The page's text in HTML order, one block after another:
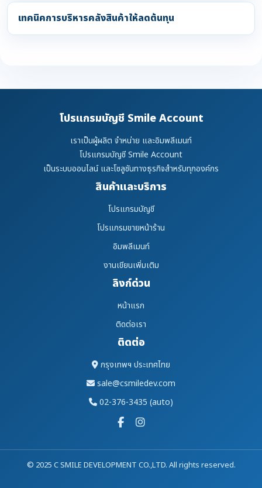
เทคนิคการบริหารคลังสินค้าให้ลดต้นทุน
โปรแกรมบัญชี Smile Account
เราเป็นผู้ผลิต จำหน่าย และอิมพลีเมนท์
โปรแกรมบัญชี Smile Account
เป็นระบบออนไลน์ และโซลูชันทางธุรกิจสำหรับทุกองค์กร
สินค้าและบริการ
โปรแกรมบัญชี
โปรแกรมขายหน้าร้าน
อิมพลีเมนท์
งานเขียนเพิ่มเติม
ลิงก์ด่วน
หน้าแรก
ติดต่อเรา
ติดต่อ
กรุงเทพฯ ประเทศไทย
sale@csmiledev.com
02-376-3435 (auto)
© 2025 C SMILE DEVELOPMENT CO.,LTD. All rights reserved.